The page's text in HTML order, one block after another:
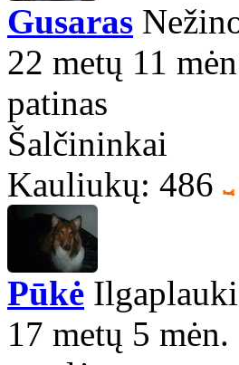
Gusaras
22 metų 11
patinas
Šalčininkai
Kauliukų: 486
Pūkė
17 metų 5 mėn.